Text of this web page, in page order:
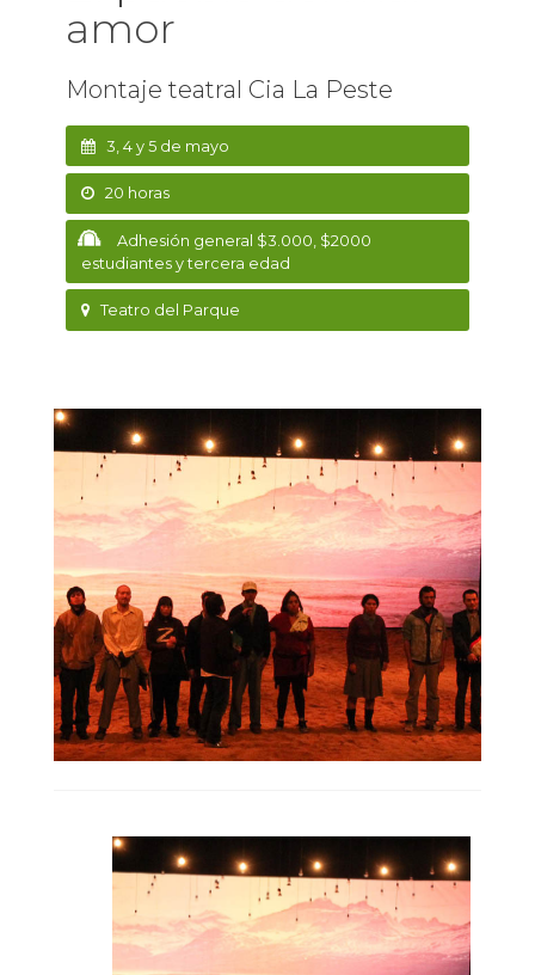
amor
Montaje teatral Cia La Peste
3, 4 y 5 de mayo
20 horas
Adhesión general $3.000, $2000
estudiantes y tercera edad
Teatro del Parque